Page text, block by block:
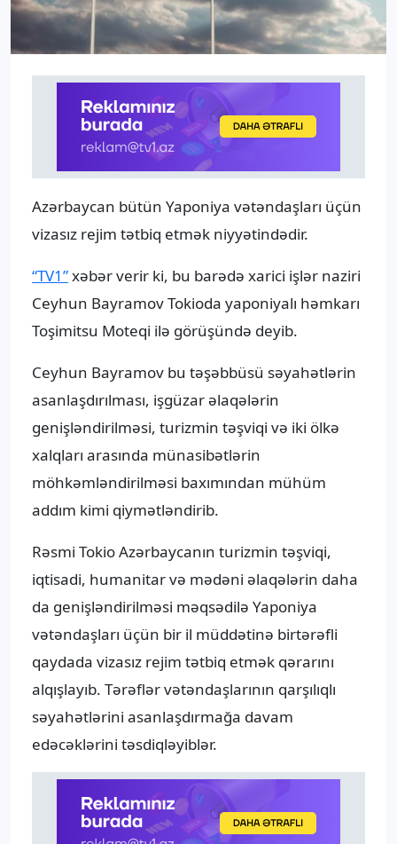
Azərbaycan bütün Yaponiya vətəndaşları üçün
vizasız rejim tətbiq etmək niyyətindədir.
“TV1”xəbər verir ki, bu barədə xarici işlər naziri
Ceyhun Bayramov Tokioda yaponiyalı həmkarı
Toşimitsu Moteqi ilə görüşündə deyib.
Ceyhun Bayramov bu təşəbbüsü səyahətlərin
asanlaşdırılması, işgüzar əlaqələrin
genişləndirilməsi, turizmin təşviqi və iki ölkə
xalqları arasında münasibətlərin
möhkəmləndirilməsi baxımından mühüm
addım kimi qiymətləndirib.
Rəsmi Tokio Azərbaycanın turizmin təşviqi,
iqtisadi, humanitar və mədəni əlaqələrin daha
da genişləndirilməsi məqsədilə Yaponiya
vətəndaşları üçün bir il müddətinə birtərəfli
qaydada vizasız rejim tətbiq etmək qərarını
alqışlayıb. Tərəflər vətəndaşlarının qarşılıqlı
səyahətlərini asanlaşdırmağa davam
edəcəklərini təsdiqləyiblər.